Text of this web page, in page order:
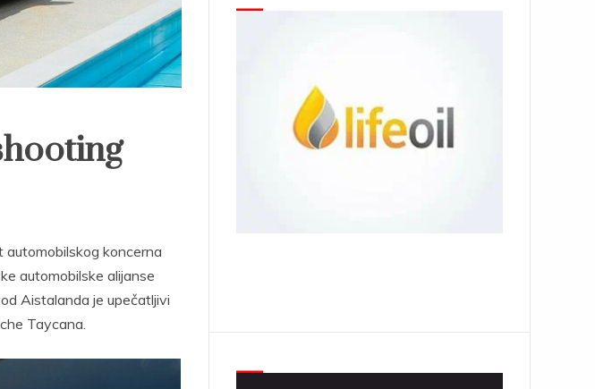
automobilskog koncerna
automobilske alijanse
Aistalanda je upečatljivi
Taycana.